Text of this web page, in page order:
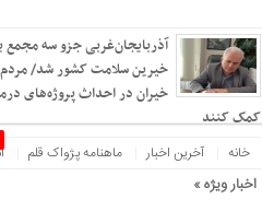
آذربایجان‌غربی جزو سه مجمع
خیرین سلامت کشور شد/
خیران در احداث پروژه‌های
کمک کنند
خانه آخرین اخبار ماهنامه پژواک قلم
اخبار ویژه »